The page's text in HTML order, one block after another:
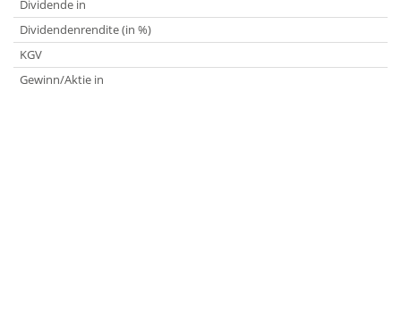
Dividende in
Dividendenrendite (in %)
KGV
Gewinn/Aktie in